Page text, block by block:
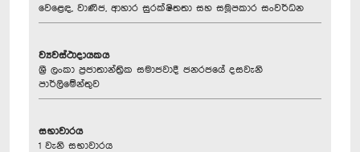
වෙළෙඳ, වාණිජ, ආහාර සුරක්ෂිතතා සහ සමූපකාර සංවර්ධන
ව්‍යවස්ථාදායකය
ශ්‍රී ලංකා ප්‍රජාතාන්ත්‍රික සමාජවාදී ජනරජයේ දසවැනි
පාර්ලිමේන්තුව
සභාවාරය
1 වැනි සභාවාරය